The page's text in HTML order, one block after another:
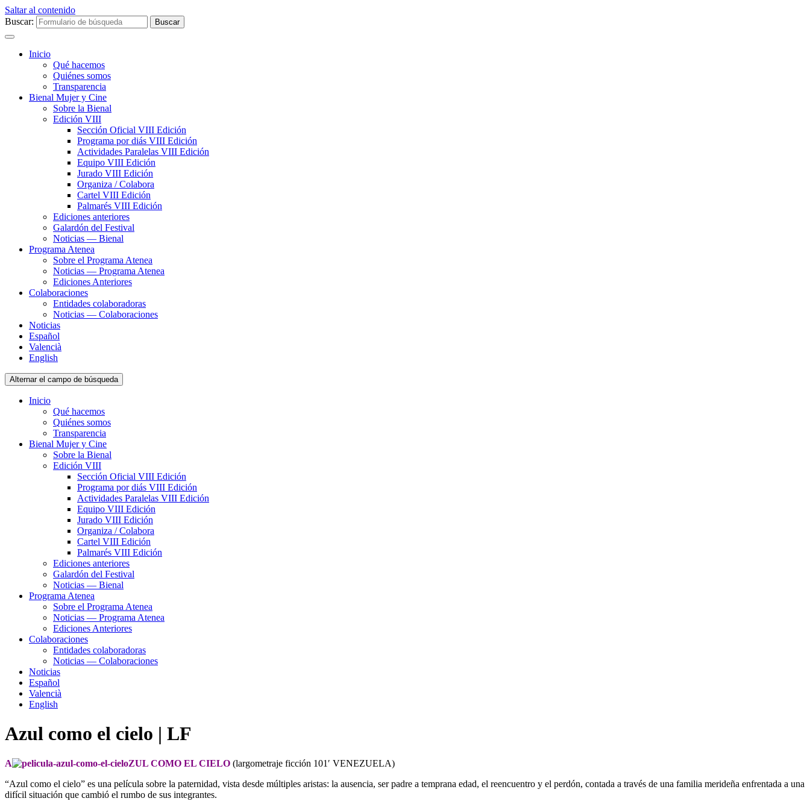
Saltar al contenido
Buscar:
Inicio
Qué hacemos
Quiénes somos
Transparencia
Bienal Mujer y Cine
Sobre la Bienal
Edición VIII
Sección Oficial VIII Edición
Programa por diás VIII Edición
Actividades Paralelas VIII Edición
Equipo VIII Edición
Jurado VIII Edición
Organiza / Colabora
Cartel VIII Edición
Palmarés VIII Edición
Ediciones anteriores
Galardón del Festival
Noticias — Bienal
Programa Atenea
Sobre el Programa Atenea
Noticias — Programa Atenea
Ediciones Anteriores
Colaboraciones
Entidades colaboradoras
Noticias — Colaboraciones
Noticias
Español
Valencià
English
Alternar el campo de búsqueda
Inicio
Qué hacemos
Quiénes somos
Transparencia
Bienal Mujer y Cine
Sobre la Bienal
Edición VIII
Sección Oficial VIII Edición
Programa por diás VIII Edición
Actividades Paralelas VIII Edición
Equipo VIII Edición
Jurado VIII Edición
Organiza / Colabora
Cartel VIII Edición
Palmarés VIII Edición
Ediciones anteriores
Galardón del Festival
Noticias — Bienal
Programa Atenea
Sobre el Programa Atenea
Noticias — Programa Atenea
Ediciones Anteriores
Colaboraciones
Entidades colaboradoras
Noticias — Colaboraciones
Noticias
Español
Valencià
English
Azul como el cielo | LF
A ZUL COMO EL CIELO (largometraje ficción 101′ VENEZUELA)
“Azul como el cielo” es una película sobre la paternidad, vista desde múltiples aristas: la ausencia, ser padre a temprana edad, el reencuentro y el perdón, contada a través de una familia merideña enfrentada a una
difícil situación que cambió el rumbo de sus integrantes.